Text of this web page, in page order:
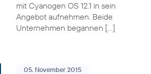
mit Cyanogen OS 12.1 in sein
Angebot aufnehmen. Beide
Unternehmen begannen […]
05. November 2015